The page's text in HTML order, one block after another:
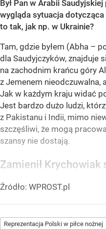
Był Pan w Arabii
wygląda sytuacja
to tak, jak np. w Ukrainie?
Tam, gdzie byłem (Abha –
dla Saudyjczyków, znajduje
na zachodnim krańcu góry
z Jemenem nieodczuwalna,
Jak w każdym kraju widać
Jest bardzo dużo ludzi,
z Pakistanu i Indii, mimo
szczęśliwi, że mogą
szansy nie dostają.
Zamienił Krychowiak
Źródło: WPROST.pl
Reprezentacja Polski w piłce nożnej